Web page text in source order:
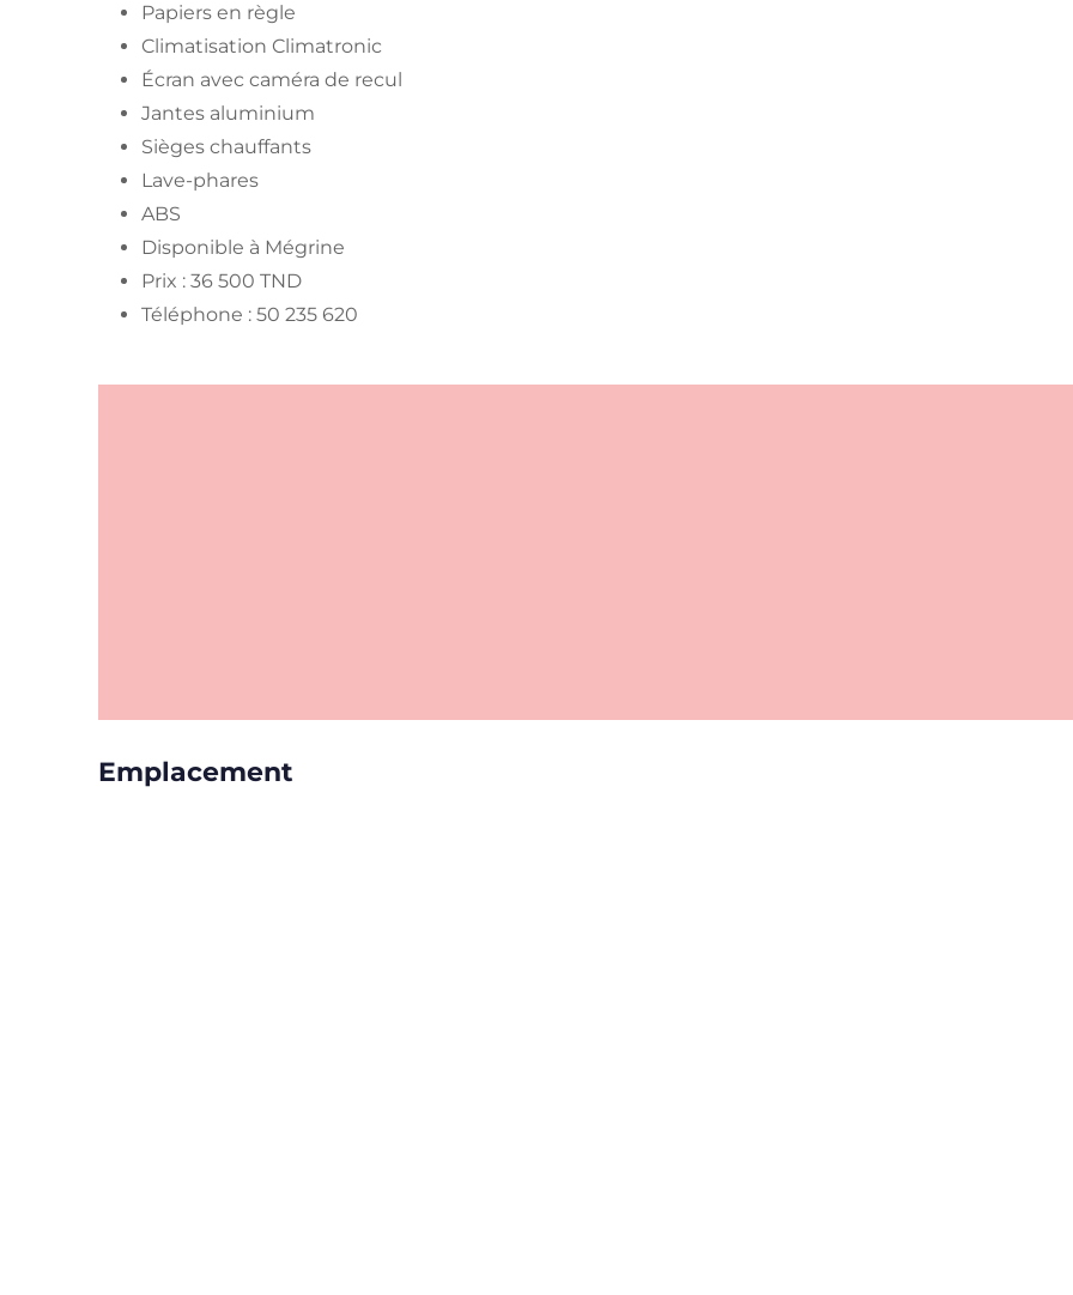
Papiers en règle
Climatisation Climatronic
Écran avec caméra de recul
Jantes aluminium
Sièges chauffants
Lave-phares
ABS
Disponible à Mégrine
Prix : 36 500 TND
Téléphone : 50 235 620
Emplacement